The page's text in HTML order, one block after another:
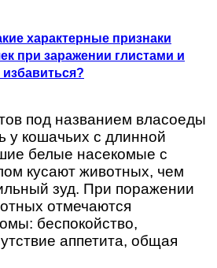
характерные признаки
при заражении глистами и
под названием власоеды
у кошачьих с длинной
белые насекомые с
кусают животных, чем
зуд. При поражении
отмечаются
беспокойство,
аппетита, общая